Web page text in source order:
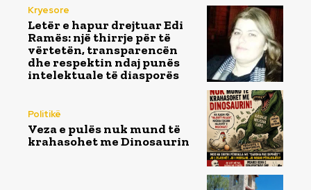
Kryesore
Letër e hapur drejtuar Edi
Ramës: një thirrje për të
vërtetën, transparencën
dhe respektin ndaj punës
intelektuale të diasporës
Politikë
Veza e pulës nuk mund të
krahasohet me Dinosaurin